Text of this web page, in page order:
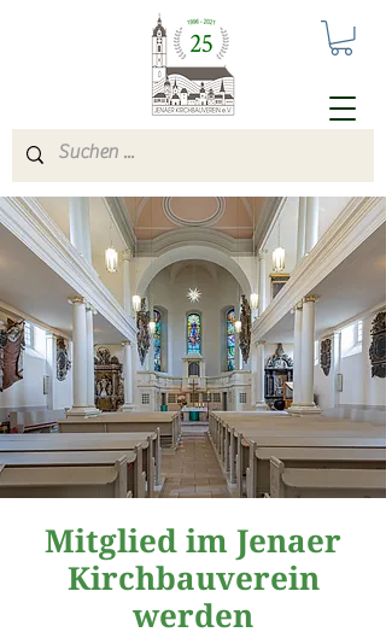
Mitglied im Jenaer
Kirchbauverein
werden